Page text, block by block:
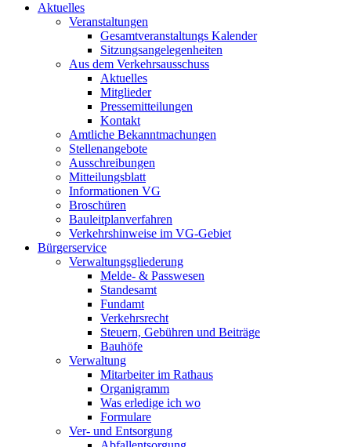
Aktuelles
Veranstaltungen
Gesamtveranstaltungs Kalender
Sitzungsangelegenheiten
Aus dem Verkehrsausschuss
Aktuelles
Mitglieder
Pressemitteilungen
Kontakt
Amtliche Bekanntmachungen
Stellenangebote
Ausschreibungen
Mitteilungsblatt
Informationen VG
Broschüren
Bauleitplanverfahren
Verkehrshinweise im VG-Gebiet
Bürgerservice
Verwaltungsgliederung
Melde- & Passwesen
Standesamt
Fundamt
Verkehrsrecht
Steuern, Gebühren und Beiträge
Bauhöfe
Verwaltung
Mitarbeiter im Rathaus
Organigramm
Was erledige ich wo
Formulare
Ver- und Entsorgung